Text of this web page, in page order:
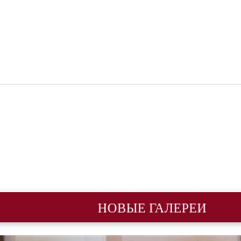
НОВЫЕ ГАЛЕРЕИ